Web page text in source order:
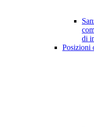
di
Posizioni